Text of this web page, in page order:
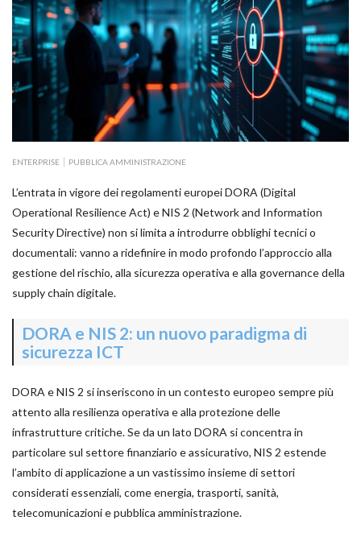
ENTERPRISE PUBBLICA AMMINISTRAZIONE
L’entrata in vigore dei regolamenti europei DORA (Digital
Operational Resilience Act) e NIS 2 (Network and Information
Security Directive) non si limita a introdurre obblighi tecnici o
documentali: vanno a ridefinire in modo profondo l’approccio alla
gestione del rischio, alla sicurezza operativa e alla governance della
supply chain digitale.
DORA e NIS 2: un nuovo paradigma di
sicurezza ICT
DORA e NIS 2 si inseriscono in un contesto europeo sempre più
attento alla resilienza operativa e alla protezione delle
infrastrutture critiche. Se da un lato DORA si concentra in
particolare sul settore finanziario e assicurativo, NIS 2 estende
l’ambito di applicazione a un vastissimo insieme di settori
considerati essenziali, come energia, trasporti, sanità,
telecomunicazioni e pubblica amministrazione.